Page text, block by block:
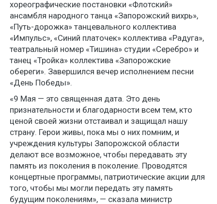
хореографические постановки «Флотский»
ансамбля народного танца «Запорожский вихрь»,
«Путь-дорожка» танцевального коллектива
«Импульс», «Синий платочек» коллектива «Радуга»,
театральный номер «Тишина» студии «Серебро» и
танец «Тройка» коллектива «Запорожские
обереги». Завершился вечер исполнением песни
«День Победы».
«9 Мая — это священная дата. Это день
признательности и благодарности всем тем, кто
ценой своей жизни отстаивал и защищал нашу
страну. Герои живы, пока мы о них помним, и
учреждения культуры Запорожской области
делают все возможное, чтобы передавать эту
память из поколения в поколение. Проводятся
концертные программы, патриотические акции для
того, чтобы мы могли передать эту память
будущим поколениям», — сказала министр